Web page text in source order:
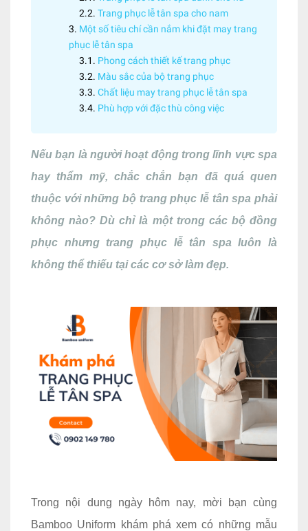
Trang phục lễ tân spa cho nam
Một số tiêu chí cần nắm khi đặt may trang
phục lễ tân spa
Phong cách thiết kế trang phục
Màu sắc của bộ trang phục
Chất liệu may trang phục lễ tân spa
Phù hợp với đặc thù công việc
Nếu bạn là người hoạt động trong lĩnh vực spa
hay thẩm mỹ, chắc chắn bạn đã quá quen
thuộc với những bộ trang phục lễ tân spa phải
không nào? Dù chỉ là một trong các bộ đồng
phục nhưng trang phục lễ tân spa luôn là
không thể thiếu tại các cơ sở làm đẹp.
Trong nội dung ngày hôm nay, mời bạn cùng
Bamboo Uniform khám phá xem có những mẫu